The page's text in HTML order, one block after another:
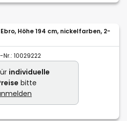
Höhe 194 cm, nickelfarben, 2-
Nr.: 10029222
individuelle
bitte